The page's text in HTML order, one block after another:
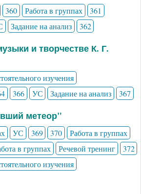
360 Работа в группах
361
Задание на анализ 362
и творчестве К. Г.
изучения
366 УС Задание на анализ 367
метеор"
УС 369 370
Работа в группах
в группах Речевой тренинг
372
изучения